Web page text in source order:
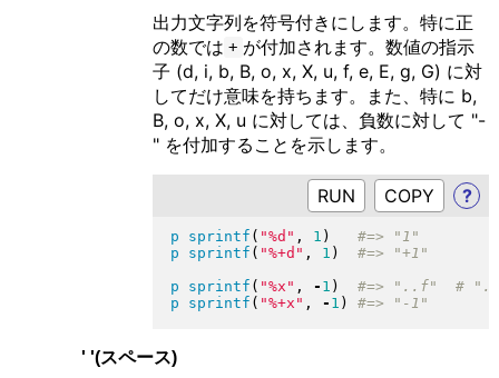
出力文字列を符号付きにします。特に正
の数では + が付加されます。数値の指示
子 (d, i, b, B, o, x, X, u, f, e, E, g, G) に対
してだけ意味を持ちます。また、特に b,
B, o, x, X, u に対しては、負数に対して "-
" を付加することを示します。
RUN ?
p sprintf ( "%d " , 1 )
p
sprintf ( "%+d " , 1 )
p
sprintf ( "%x " , - 1 )
p
sprintf ( "%+x " , - 1 )
' '(スペース)